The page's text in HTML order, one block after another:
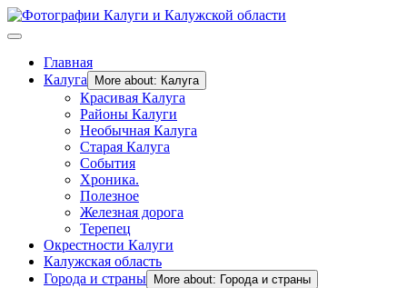
Главная
Калуга
More about: Калуга
Красивая Калуга
Районы Калуги
Необычная Калуга
Старая Калуга
События
Хроника.
Полезное
Железная дорога
Терепец
Окрестности Калуги
Калужская область
Города и страны
More about: Города и страны